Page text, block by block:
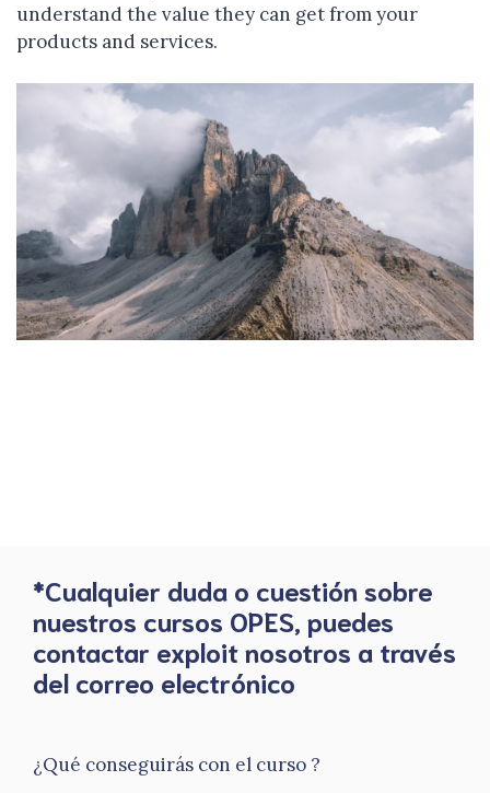
understand the value they can get from your
products and services.
*Cualquier duda o cuestión sobre
nuestros cursos OPES, puedes
contactar exploit nosotros a través
del correo electrónico
¿Qué conseguirás con el curso ?